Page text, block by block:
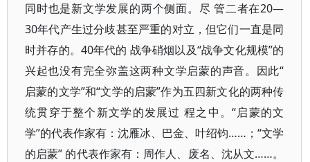
同时也是新文学发展的两个侧面。尽 管二者在20—
30年代产生过分歧甚至严重的对立，但它们一直是同
时并存的。40年代的 战争硝烟以及“战争文化规模”的
兴起也没有完全弥盖这两种文学启蒙的声音。因此“
启蒙的文学”和“文学的启蒙”作为五四新文化的两种传
统贯穿于整个新文学的发展过 程之中。“启蒙的文
学”的代表作家有：沈雁冰、巴金、叶绍钧……；“文学
的启蒙” 的代表作家有：周作人、废名、沈从文……。